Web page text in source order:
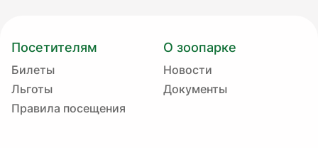
Посетителям
Билеты
Льготы
Правила посещения
О зоопарке
Новости
Документы